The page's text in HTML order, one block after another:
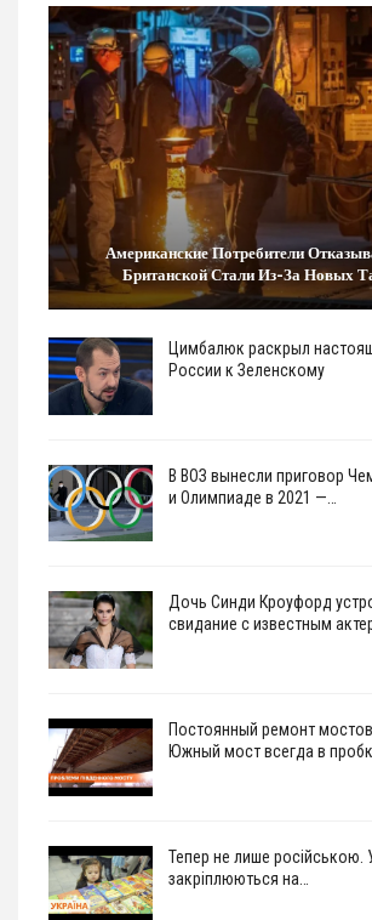
Американские Потребители
Британской Стали Из-За Новых
Цимбалюк раскрыл
России к Зеленскому
В ВОЗ вынесли приговор
и Олимпиаде в 2021 —…
Дочь Синди Кроуфорд
свидание с известным
Постоянный ремонт
Южный мост всегда в
Тепер не лише російською.
закріплюються на…